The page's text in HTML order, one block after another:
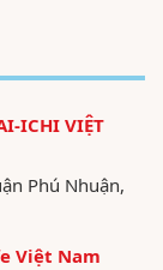
ICHI VIỆT
Phú Nhuận,
Việt Nam